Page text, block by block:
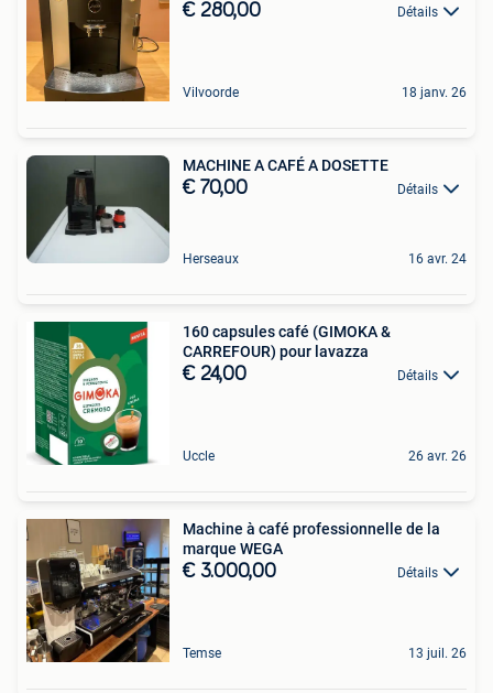
€ 280,00 Détails
Vilvoorde 18 janv. 26
MACHINE A CAFÉ A DOSETTE
€ 70,00 Détails
Herseaux 16 avr. 24
160 capsules café (GIMOKA &
CARREFOUR) pour lavazza
€ 24,00 Détails
Uccle 26 avr. 26
Machine à café professionnelle de la
marque WEGA
€ 3.000,00 Détails
Temse 13 juil. 26